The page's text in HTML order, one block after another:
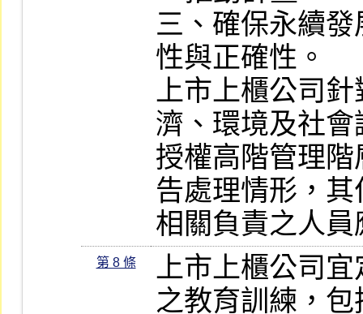
三、確保永續
性與正確性。
上市上櫃公司
濟、環境及社
授權高階管理
告處理情形，
相關負責之人
第 8 條
上市上櫃公司
之教育訓練，